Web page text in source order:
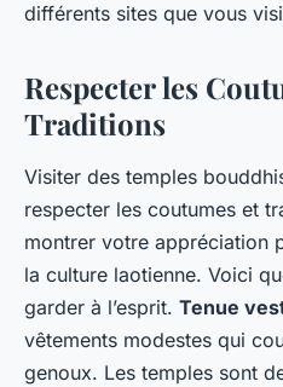
différents sites que vous
Respecter les
Traditions
Visiter des temples
respecter les coutumes et
montrer votre appréciation
la culture laotienne. Voici
garder à l’esprit. Tenue
vêtements modestes qui
genoux. Les temples sont